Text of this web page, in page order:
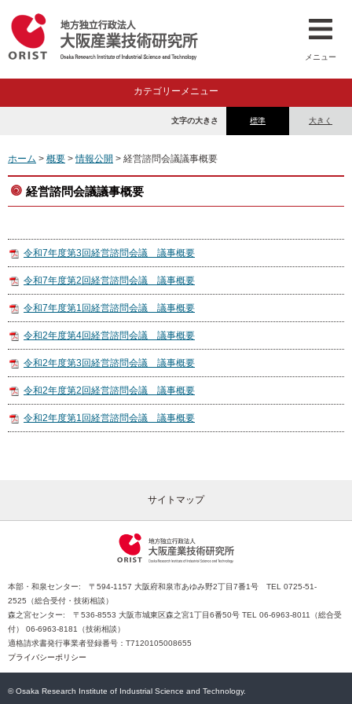
メニュー
カテゴリーメニュー
標準 大きく
文字の大きさ
ホーム > 概要 >情報公開 > 経営諮問会議議事概要
経営諮問会議議事概要
令和7年度第3回経営諮問会議 議事概要
令和7年度第2回経営諮問会議 議事概要
令和7年度第1回経営諮問会議 議事概要
令和2年度第4回経営諮問会議 議事概要
令和2年度第3回経営諮問会議 議事概要
令和2年度第2回経営諮問会議 議事概要
令和2年度第1回経営諮問会議 議事概要
サイトマップ
本部・和泉センター: 〒594-1157 大阪府和泉市あゆみ野2丁目7番1号 TEL 0725-51-
2525（総合受付・技術相談）
森之宮センター: 〒536-8553 大阪市城東区森之宮1丁目6番50号 TEL 06-6963-8011（総合受
付） 06-6963-8181（技術相談）
適格請求書発行事業者登録番号：T7120105008655
プライバシーポリシー
© Osaka Research Institute of Industrial Science and Technology.